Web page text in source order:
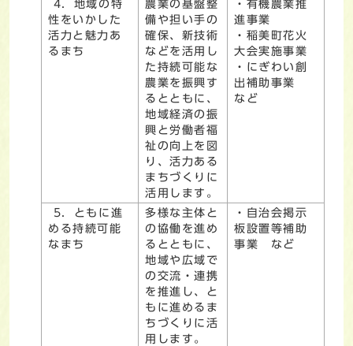
4．地域の特
性をいかした
活力と魅力あ
るまち
農業の基盤整
備や担い手の
確保、新技術
などを活用し
た持続可能な
農業を振興す
るとともに、
地域経済の振
興と労働者福
祉の向上を図
り、活力ある
まちづくりに
活用します。
・有機農業推
進事業
・稲美町花火
大会実施事業
・にぎわい創
出補助事業
など
5．ともに進
める持続可能
なまち
多様な主体と
の協働を進め
るとともに、
地域や広域で
の交流・連携
を推進し、と
もに進めるま
ちづくりに活
用します。
・自治会掲示
板設置等補助
事業 など